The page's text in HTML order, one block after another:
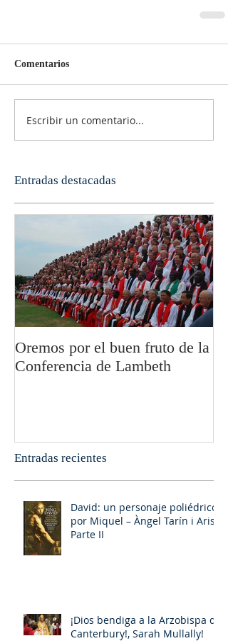
Comentarios
Escribir un comentario...
Entradas destacadas
Oremos por el buen fruto de la
Conferencia de Lambeth
Entradas recientes
David: un personaje poliédrico,
por Miquel – Àngel Tarín i Arisó
Parte II
¡Dios bendiga a la Arzobispa de
Canterbury!, Sarah Mullally!